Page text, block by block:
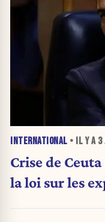
INTERNATIONAL • IL Y A 3
Crise de
la loi sur les